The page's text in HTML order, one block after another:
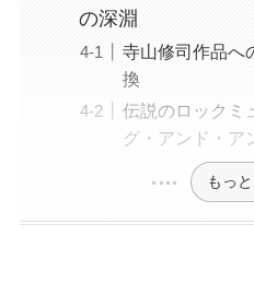
の深淵
寺山修司作品へ
換
伝説のロックミ
グ・アンド・ア
もっ